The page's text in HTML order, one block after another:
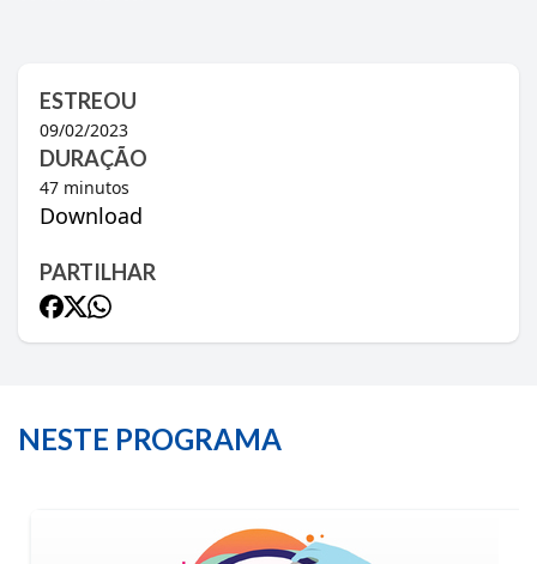
ESTREOU
09/02/2023
DURAÇÃO
47 minutos
Download
PARTILHAR
NESTE PROGRAMA